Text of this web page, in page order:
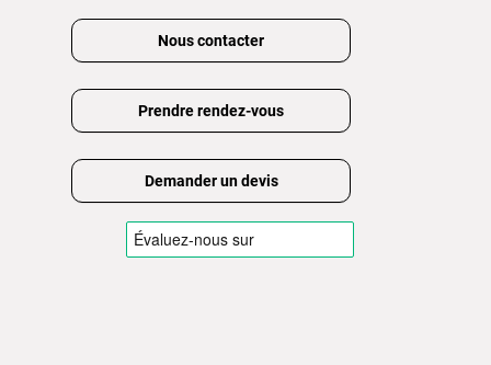
Nous contacter
Prendre rendez-vous
Demander un devis